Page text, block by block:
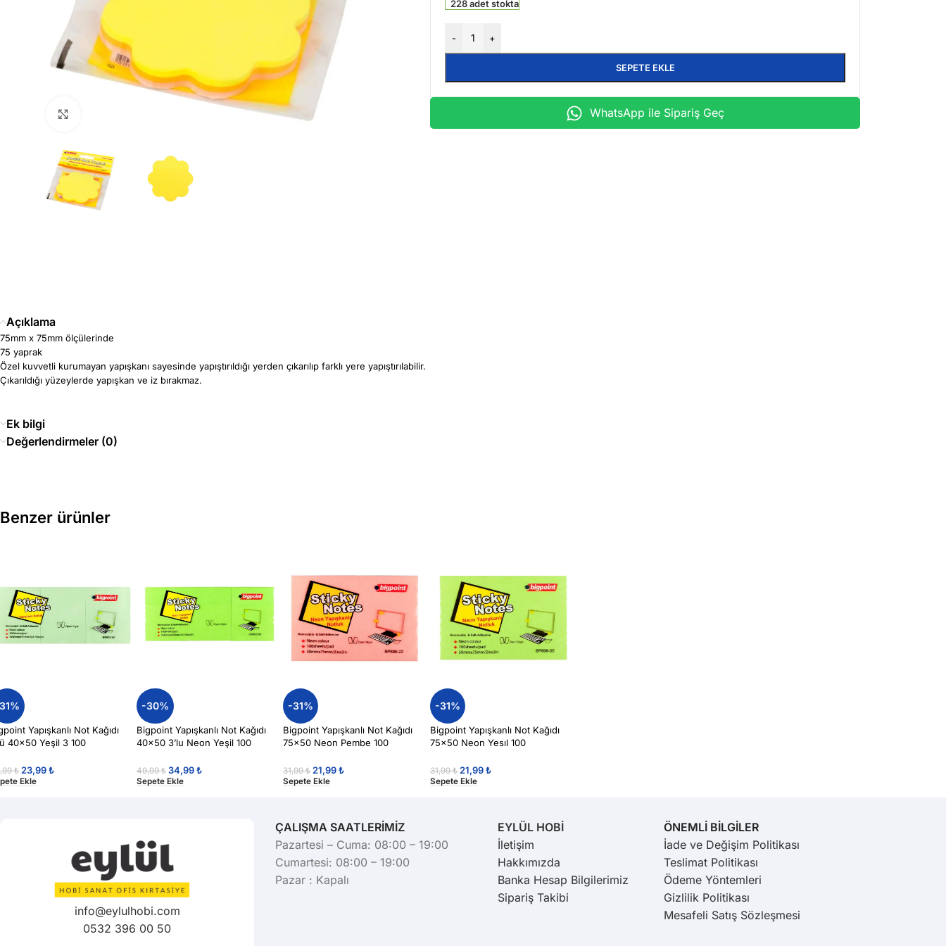
228 adet stokta
- +
SEPETE EKLE
WhatsApp ile Sipariş Geç
Açıklama
75mm x 75mm ölçülerinde
75 yaprak
Özel kuvvetli kurumayan yapışkanı sayesinde yapıştırıldığı yerden çıkarılıp farklı yere yapıştırılabilir.
Çıkarıldığı yüzeylerde yapışkan ve iz bırakmaz.
Ek bilgi
Değerlendirmeler (0)
Benzer ürünler
Yapışkanlı Not Kağıdı
40×50 Yeşil 3 100
₺ 23,99₺
Ekle
-30%
Bigpoint Yapışkanlı Not Kağıdı
40×50 3’lu Neon Yeşil 100
49,99₺ 34,99₺
Sepete Ekle
-31%
Bigpoint Yapışkanlı Not Kağıdı
75×50 Neon Pembe 100
31,99₺ 21,99₺
Sepete Ekle
-31%
Bigpoint Yapışkanlı Not Kağıdı
75×50 Neon Yesıl 100
31,99₺ 21,99₺
Sepete Ekle
info@eylulhobi.com
0532 396 00 50
ÇALIŞMA SAATLERİMİZ
Pazartesi – Cuma: 08:00 – 19:00
Cumartesi: 08:00 – 19:00
Pazar : Kapalı
EYLÜL HOBİ
İletişim
Hakkımızda
Banka Hesap Bilgilerimiz
Sipariş Takibi
ÖNEMLİ BİLGİLER
İade ve Değişim Politikası
Teslimat Politikası
Ödeme Yöntemleri
Gizlilik Politikası
Mesafeli Satış Sözleşmesi